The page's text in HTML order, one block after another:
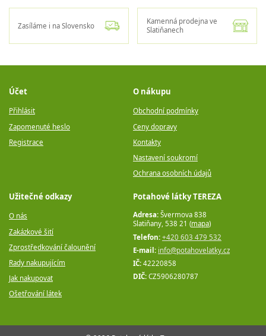
Zasíláme i na Slovensko
Kamenná prodejna ve
Slatiňanech
Potahové látky TEREZA
Adresa: Švermova 838
Slatiňany, 538 21 (mapa)
Telefon: +420 603 479 532
E-mail: info@potahovelatky.cz
IČ: 42220858
DIČ: CZ5906280787
Účet
Přihlásit
Zapomenuté heslo
Registrace
O nákupu
Obchodní podmínky
Ceny dopravy
Kontakty
Nastavení soukromí
Ochrana osobních údajů
Užitečné odkazy
O nás
Zakázkové šití
Zprostředkování čalounění
Rady nakupujícím
Jak nakupovat
Ošetřování látek